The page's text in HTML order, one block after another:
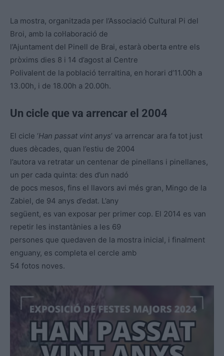
La mostra, organitzada per l’Associació Cultural Pi del
Broi, amb la col·laboració de
l’Ajuntament del Pinell de Brai, estarà oberta entre els
pròxims dies 8 i 14 d’agost al Centre
Polivalent de la població terraltina, en horari d’11.00h a
13.00h, i de 18.00h a 20.00h.
Un cicle que va arrencar el 2004
El cicle ‘Han passat vint anys’ va arrencar ara fa tot just
dues dècades, quan l’estiu de 2004
l’autora va retratar un centenar de pinellans i pinellanes,
un per cada quinta: des d’un nadó
de pocs mesos, fins el llavors avi més gran, Mingo de la
Zabiel, de 94 anys d’edat. L’any
següent, es van exposar per primer cop. El 2014 es van
repetir les instantànies a les 69
persones que quedaven de la mostra inicial, i finalment
enguany, es completa el cercle amb
54 fotos noves.